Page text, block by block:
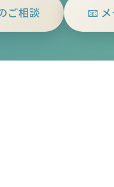
ご相談 📧